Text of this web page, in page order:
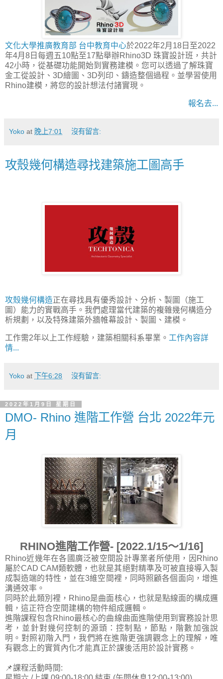
文化大學推廣教育部 台中教育中心於2022年2月18日至2022
年4月8日每週五10點至17點舉辦Rhino3D 珠寶設計班，共計
42小時，從基礎功能開始到實務建模。您可以透過了解珠寶
金工從設計、3D繪圖、3D列印、鑄造整個過程。並學習使用
Rhino建模，將您的設計想法付諸實現。
報名去...
Yoko at 晚上7:01 沒有留言:
攻殼幾何構造尋找建築施工圖高手
攻殼幾何構造正在尋找具有優秀設計、分析、製圖（施工
圖）能力的實戰高手。我們處理當代建築的複雜幾何構造分
析規劃，以及特殊建築外牆帷幕設計、製圖、建模。
工作需2年以上工作經驗，建築相關科系畢業。 工作內容詳
情...
Yoko at 下午6:28 沒有留言:
2022年1月9日 星期日
DMO- Rhino 進階工作營 台北 2022年元
月
RHINO進階工作營- [2022.1/15～1/16]
Rhino近幾年在各國廣泛被空間設計專業者所使用，因Rhino
屬於CAD CAM類軟體，也就是其絕對精準及可被直接導入製
成製造端的特性，並在3維空間裡，同時照顧各個面向，增進
溝通效率。
同時於此類別裡，Rhino是曲面核心，也就是點線面的構成邏
輯，這正符合空間建構的物件組成邏輯。
進階課程包含Rhino最核心的曲線曲面進階使用到實務設計思
考，並針對幾何控制的源頭：控制點，節點，階數加強說
明。對照初階入門，我們將在進階更強調觀念上的理解，唯
有觀念上的實質內化才能真正於課後活用於設計實務。
📌課程活動時間: